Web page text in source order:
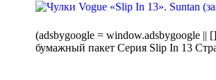
(adsbygoogle = window.adsbygoogle ||
бумажный пакет Серия Slip In 13